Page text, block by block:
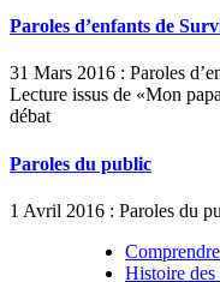
Paroles d’enfants de
31 Mars 2016 : Paroles
Lecture issus de «Mon
débat
Paroles du public
1 Avril 2016 : Paroles du
Histoire des